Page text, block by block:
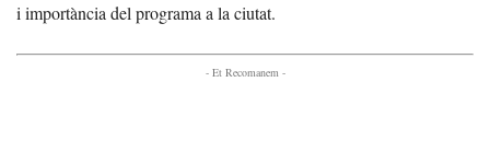
i importància del programa a la ciutat.
- Et Recomanem -